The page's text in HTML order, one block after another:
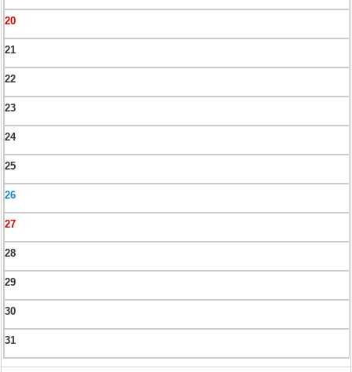
20
21
22
23
24
25
26
27
28
29
30
31